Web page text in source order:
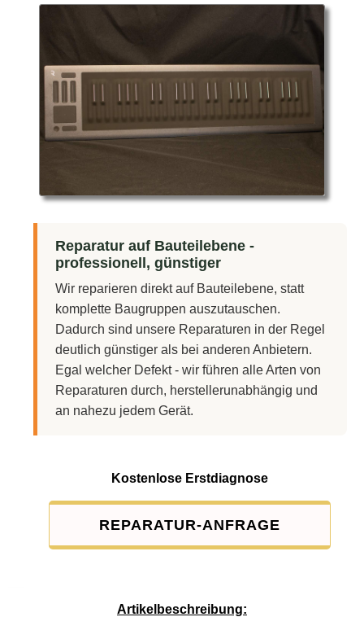
Reparatur auf Bauteilebene -
professionell, günstiger
Wir reparieren direkt auf Bauteilebene, statt
komplette Baugruppen auszutauschen.
Dadurch sind unsere Reparaturen in der Regel
deutlich günstiger als bei anderen Anbietern.
Egal welcher Defekt - wir führen alle Arten von
Reparaturen durch, herstellerunabhängig und
an nahezu jedem Gerät.
Kostenlose Erstdiagnose
REPARATUR-ANFRAGE
Artikelbeschreibung: